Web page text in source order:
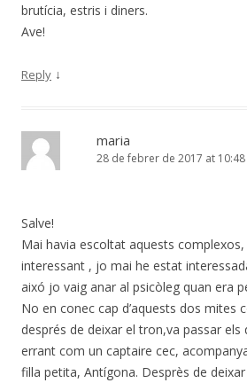
brutícia, estris i diners.
Ave!
Reply ↓
maria
28 de febrer de 2017 at 10:48
Salve!
Mai havia escoltat aquests
interessant , jo mai he estat
aixó jo vaig anar al psicòleg quan era
No en conec cap d’aquests dos mites
després de deixar el tron,va passar els
errant com un captaire cec,
filla petita, Antígona. Desprès de